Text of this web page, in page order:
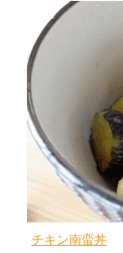
チキン南蛮丼